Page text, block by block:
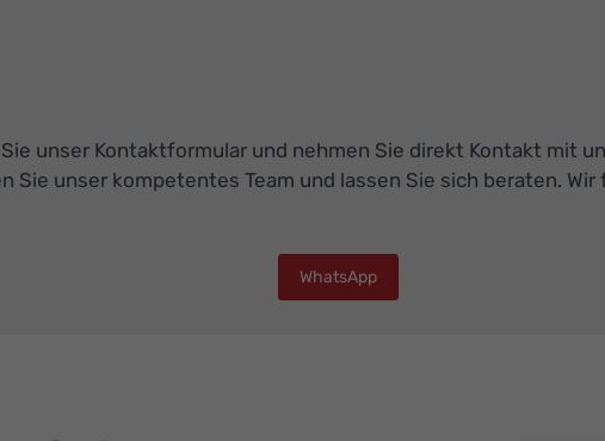
unser Kontaktformular und nehmen Sie direkt Kontakt mit
Sie unser kompetentes Team und lassen Sie sich beraten.
WhatsApp